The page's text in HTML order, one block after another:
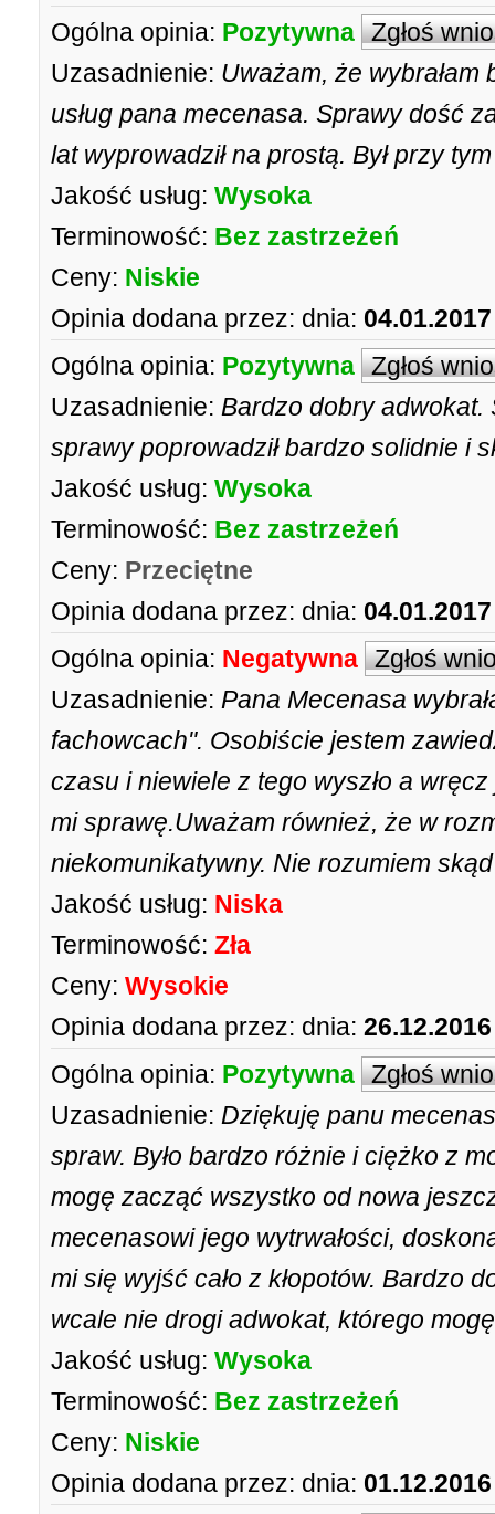
Ogólna opinia: Pozytywna Zgłoś
Uzasadnienie: Uważam, że wybrałam
usług pana mecenasa. Sprawy dość
lat wyprowadził na prostą. Był przy
Jakość usług: Wysoka
Terminowość: Bez zastrzeżeń
Ceny: Niskie
Opinia dodana przez: dnia:
Ogólna opinia: Pozytywna Zgłoś
Uzasadnienie: Bardzo dobry adwokat.
sprawy poprowadził bardzo solidnie i
Jakość usług: Wysoka
Terminowość: Bez zastrzeżeń
Ceny: Przeciętne
Opinia dodana przez: dnia:
Ogólna opinia: Negatywna Zgłoś
Uzasadnienie: Pana Mecenasa
fachowcach". Osobiście jestem
czasu i niewiele z tego wyszło a
mi sprawę.Uważam również, że w
niekomunikatywny. Nie rozumiem
Jakość usług: Niska
Terminowość: Zła
Ceny: Wysokie
Opinia dodana przez: dnia:
Ogólna opinia: Pozytywna Zgłoś
Uzasadnienie: Dziękuję panu
spraw. Było bardzo różnie i ciężko z
mogę zacząć wszystko od nowa
mecenasowi jego wytrwałości,
mi się wyjść cało z kłopotów. Bardzo
wcale nie drogi adwokat, którego
Jakość usług: Wysoka
Terminowość: Bez zastrzeżeń
Ceny: Niskie
Opinia dodana przez: dnia: